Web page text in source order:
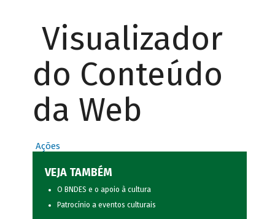
Visualizador
do Conteúdo
da Web
Ações
VEJA TAMBÉM
O BNDES e o apoio à cultura
Patrocínio a eventos culturais